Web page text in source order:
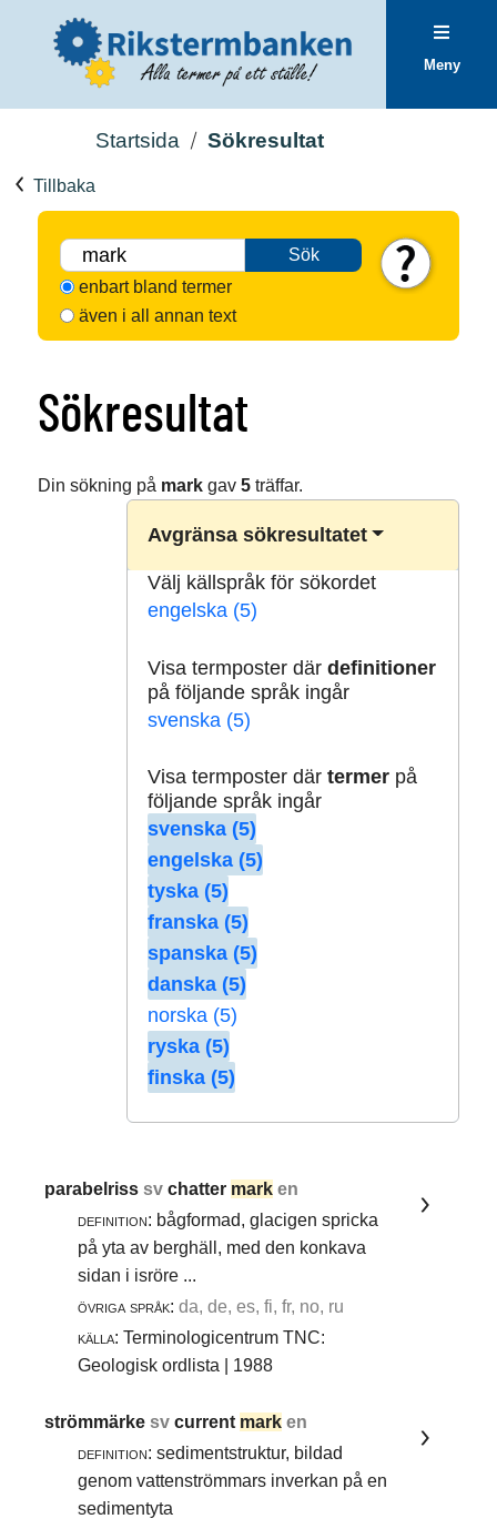
Meny
Startsida Sökresultat
Tillbaka
Sök
enbart bland termer
även i all annan text
Sökresultat
Din sökning på markgav 5träffar.
Avgränsa sökresultatet
Välj källspråk för sökordet
engelska (5)
Visa termposter där definitioner
på följande språk ingår
svenska (5)
Visa termposter där termerpå
följande språk ingår
svenska (5)
engelska (5)
tyska (5)
franska (5)
spanska (5)
danska (5)
norska (5)
ryska (5)
finska (5)
parabelrisssvchatter mark en
definition: bågformad, glacigen spricka
på yta av berghäll, med den konkava
sidan i isröre ...
övriga språk: da, de, es, fi, fr, no, ru
källa: Terminologicentrum TNC:
Geologisk ordlista | 1988
strömmärkesvcurrent mark en
definition: sedimentstruktur, bildad
genom vattenströmmars inverkan på en
sedimentyta